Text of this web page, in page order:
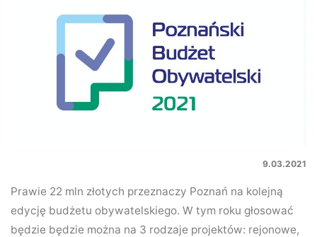
9.03.2021
Prawie 22 mln złotych przeznaczy Poznań na kolejną
edycję budżetu obywatelskiego. W tym roku głosować
będzie będzie można na 3 rodzaje projektów: rejonowe,